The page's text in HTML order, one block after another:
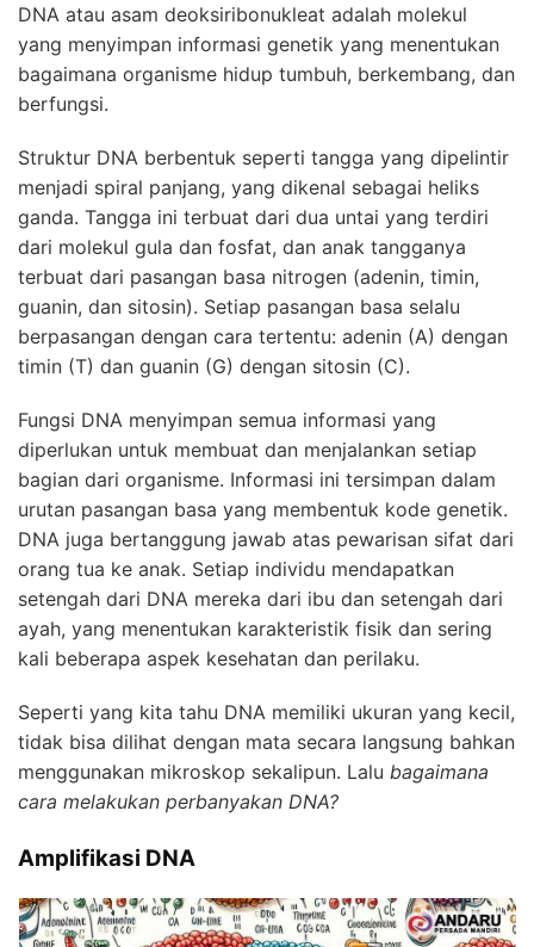
DNA atau asam deoksiribonukleat adalah molekul
yang menyimpan informasi genetik yang menentukan
bagaimana organisme hidup tumbuh, berkembang, dan
berfungsi.
Struktur DNA berbentuk seperti tangga yang dipelintir
menjadi spiral panjang, yang dikenal sebagai heliks
ganda. Tangga ini terbuat dari dua untai yang terdiri
dari molekul gula dan fosfat, dan anak tangganya
terbuat dari pasangan basa nitrogen (adenin, timin,
guanin, dan sitosin). Setiap pasangan basa selalu
berpasangan dengan cara tertentu: adenin (A) dengan
timin (T) dan guanin (G) dengan sitosin (C).
Fungsi DNA menyimpan semua informasi yang
diperlukan untuk membuat dan menjalankan setiap
bagian dari organisme. Informasi ini tersimpan dalam
urutan pasangan basa yang membentuk kode genetik.
DNA juga bertanggung jawab atas pewarisan sifat dari
orang tua ke anak. Setiap individu mendapatkan
setengah dari DNA mereka dari ibu dan setengah dari
ayah, yang menentukan karakteristik fisik dan sering
kali beberapa aspek kesehatan dan perilaku.
Seperti yang kita tahu DNA memiliki ukuran yang kecil,
tidak bisa dilihat dengan mata secara langsung bahkan
menggunakan mikroskop sekalipun. Lalu bagaimana
cara melakukan perbanyakan DNA?
Amplifikasi DNA